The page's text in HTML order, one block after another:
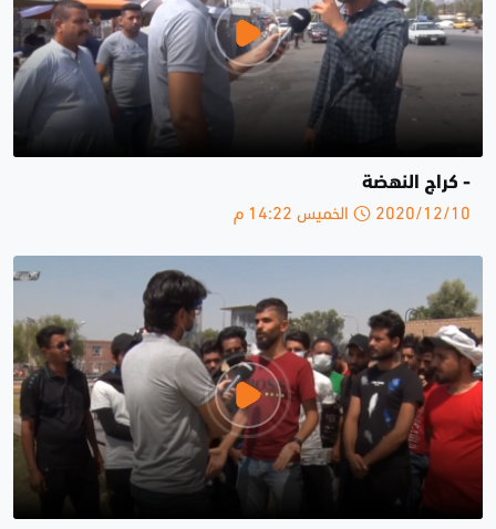
- كراج النهضة
2020/12/10 الخميس 14:22 م